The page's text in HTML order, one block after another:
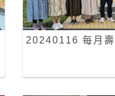
20240116 每月壽